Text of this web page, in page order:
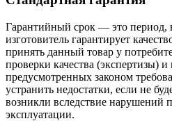
Гарантийный срок — это период,
изготовитель гарантирует
принять данный товар у
проверки качества (экспертизы)
предусмотренных законом
устранить недостатки, если не
возникли вследствие нарушений
эксплуатации.